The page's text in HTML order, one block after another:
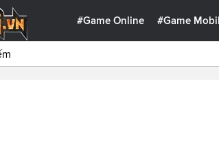
#Game Online #Game